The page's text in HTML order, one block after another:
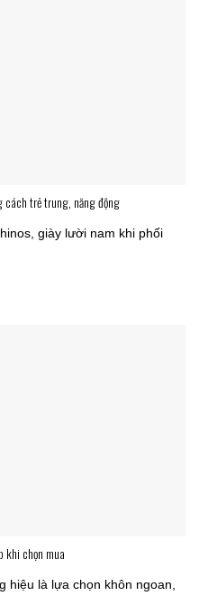
cách trẻ trung, năng động
giày lười nam khi phối
khi chọn mua
hiệu là lựa chọn khôn ngoan,